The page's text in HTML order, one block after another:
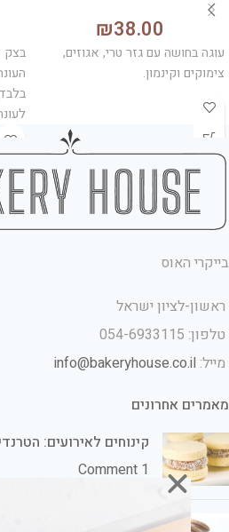
₪38.00
עוגה בחושה עם גזר טרי, אגוזים,
צימוקים וקינמון.
בצק
בייקרי האוס
ראשון-לציון ישראל
טלפון: 054-6933115
מייל: info@bakeryhouse.co.il
מאמרים אחרונים
קינוחים לאירועים:
1 Comment
קינוחים לשבת חתן: הכי